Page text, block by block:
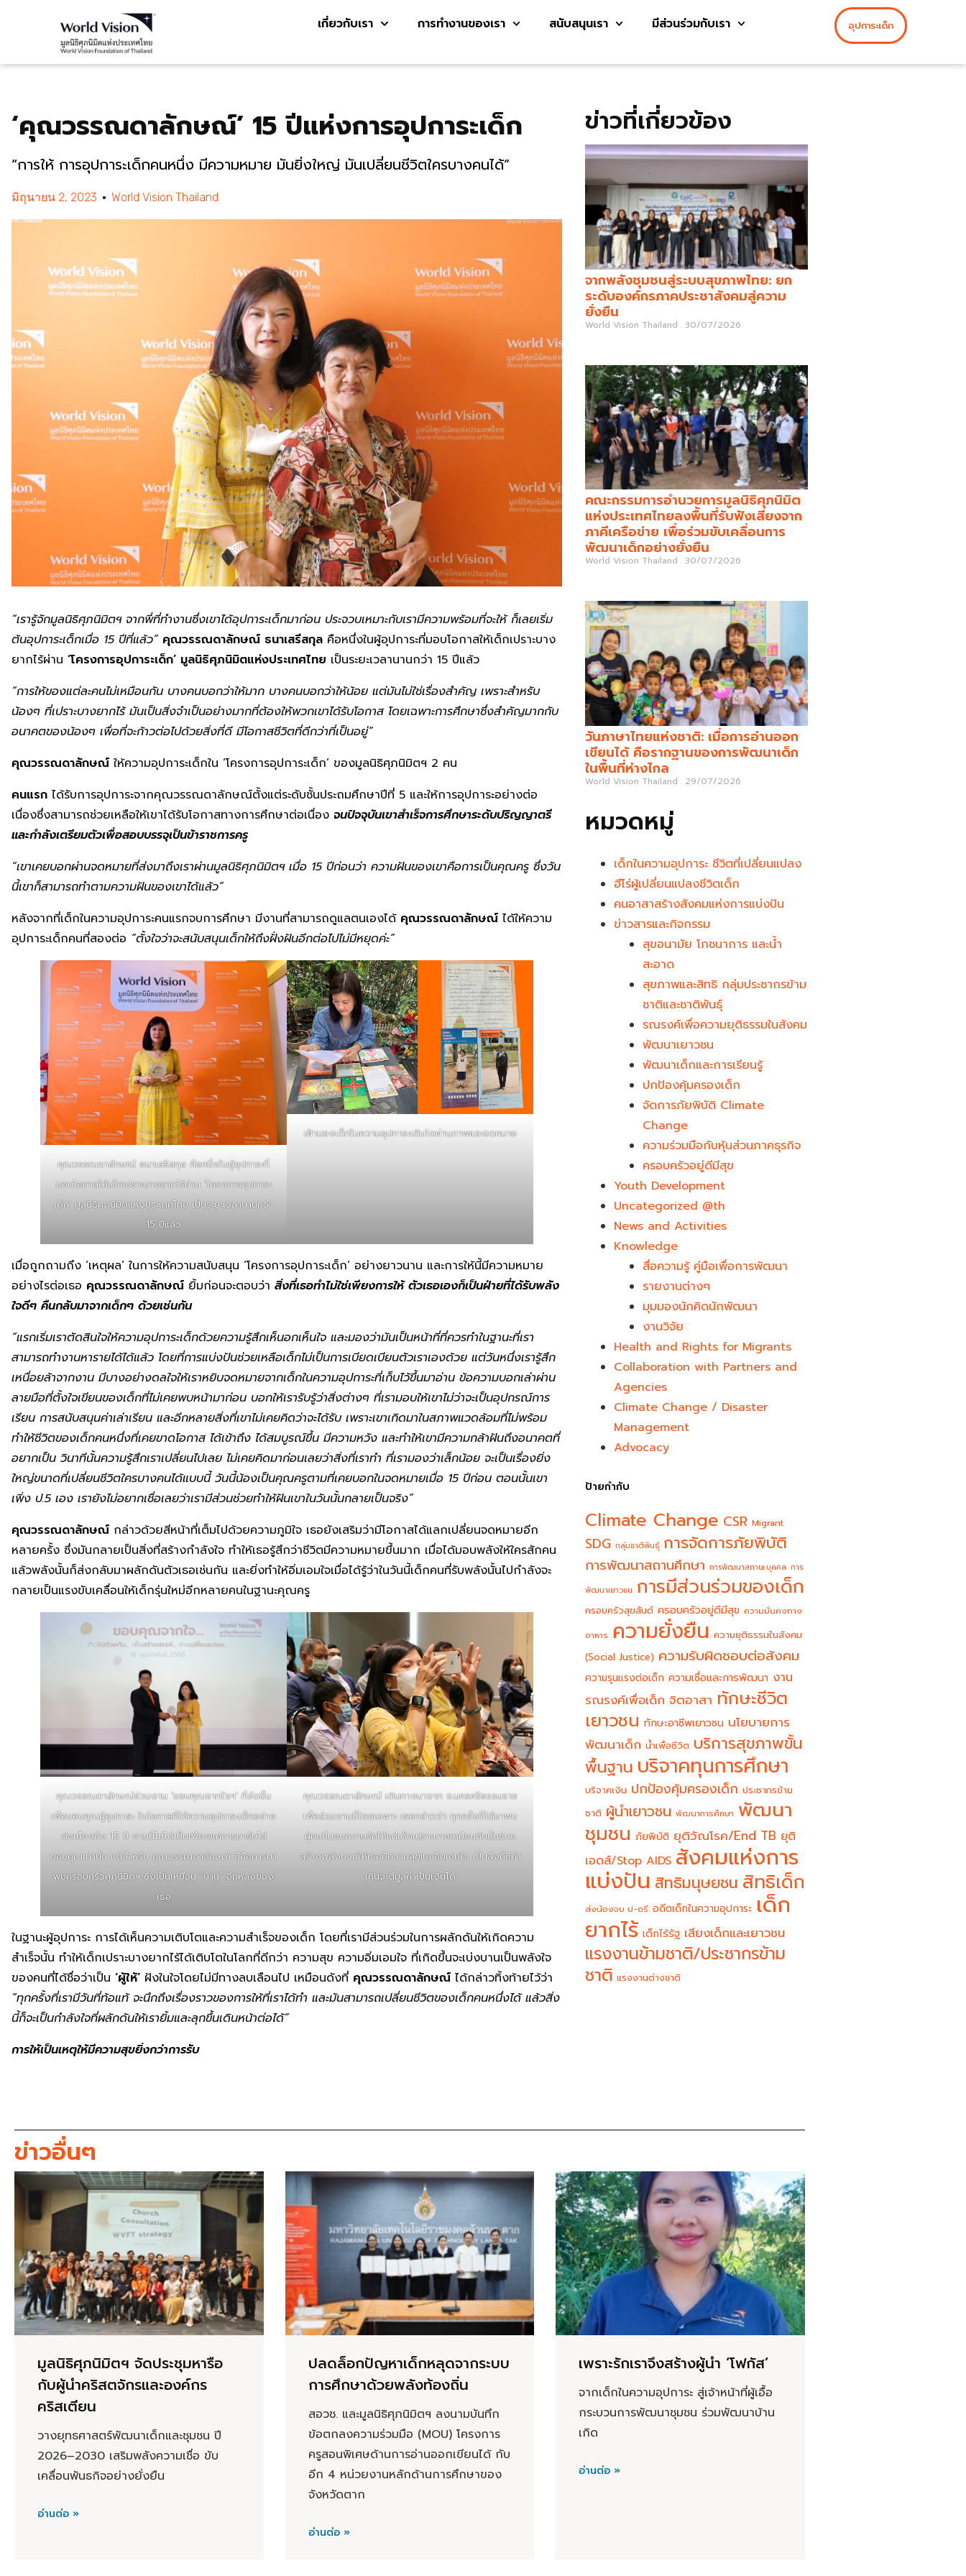
เกี่ยวกับเรา การทำงานของเรา สนับสนุนเรา มีส่วนร่วมกับเรา อุปการะเด็ก
‘คุณวรรณดาลักษณ์’ 15 ปีแห่งการอุปการะเด็ก
“การให้ การอุปการะเด็กคนหนึ่ง มีความหมาย มันยิ่งใหญ่ มันเปลี่ยนชีวิตใครบางคนได้”
มิถุนายน 2, 2023 World Vision Thailand
“เรารู้จักมูลนิธิศุภนิมิตฯ จากพี่ที่ทำงานซึ่งเขาได้อุปการะเด็กมาก่อน ประจวบเหมาะกับเรามีความพร้อมที่จะให้ ก็เลยเริ่ม
ต้นอุปการะเด็กเมื่อ 15 ปีที่แล้ว” คุณวรรณดาลักษณ์ ธนาเสรีสกุล คือหนึ่งในผู้อุปการะที่มอบโอกาสให้เด็กเปราะบาง
ยากไร้ผ่าน ‘โครงการอุปการะเด็ก’ มูลนิธิศุภนิมิตแห่งประเทศไทย เป็นระยะเวลานานกว่า 15 ปีแล้ว
“การให้ของแต่ละคนไม่เหมือนกัน บางคนบอกว่าให้มาก บางคนบอกว่าให้น้อย แต่มันไม่ใช่เรื่องสำคัญ เพราะสำหรับ
น้องๆ ที่เปราะบางยากไร้ มันเป็นสิ่งจำเป็นอย่างมากที่ต้องให้พวกเขาได้รับโอกาส โดยเฉพาะการศึกษาซึ่งสำคัญมากกับ
อนาคตของน้องๆ เพื่อที่จะก้าวต่อไปด้วยสิ่งที่ดี มีโอกาสชีวิตที่ดีกว่าที่เป็นอยู่”
คุณวรรณดาลักษณ์ ให้ความอุปการะเด็กใน ‘โครงการอุปการะเด็ก’ ของมูลนิธิศุภนิมิตฯ 2 คน
คนแรก ได้รับการอุปการะจากคุณวรรณดาลักษณ์ตั้งแต่ระดับชั้นประถมศึกษาปีที่ 5 และให้การอุปการะอย่างต่อ
เนื่องซึ่งสามารถช่วยเหลือให้เขาได้รับโอกาสทางการศึกษาต่อเนื่อง จนปัจจุบันเขาสำเร็จการศึกษาระดับปริญญาตรี
และกำลังเตรียมตัวเพื่อสอบบรรจุเป็นข้าราชการครู
“เขาเคยบอกผ่านจดหมายที่ส่งมาถึงเราผ่านมูลนิธิศุภนิมิตฯ เมื่อ 15 ปีก่อนว่า ความฝันของเขาคือการเป็นคุณครู ซึ่งวัน
นี้เขาก็สามารถทำตามความฝันของเขาได้แล้ว”
หลังจากที่เด็กในความอุปการะคนแรกจบการศึกษา มีงานที่สามารถดูแลตนเองได้ คุณวรรณดาลักษณ์ ได้ให้ความ
อุปการะเด็กคนที่สองต่อ “ตั้งใจว่าจะสนับสนุนเด็กให้ถึงฝั่งฝันอีกต่อไปไม่มีหยุดค่ะ”
คุณวรรณดาลักษณ์ ธนาเสรีสกุล คือหนึ่งในผู้อุปการะที่
มอบโอกาสให้เด็กเปราะบางยากไร้ผ่าน ‘โครงการอุปการะ
เด็ก’ มูลนิธิศุภนิมิตแห่งประเทศไทย เป็นระยะเวลานานกว่า
15 ปีแล้ว
เฝ้ามองเด็กในความอุปการะเติบโตผ่านภาพและจดหมาย
เมื่อถูกถามถึง ‘เหตุผล’ ในการให้ความสนับสนุน ‘โครงการอุปการะเด็ก’ อย่างยาวนาน และการให้นี้มีความหมาย
อย่างไรต่อเธอ คุณวรรณดาลักษณ์ ยิ้มก่อนจะตอบว่า สิ่งที่เธอทำไม่ใช่เพียงการให้ ตัวเธอเองก็เป็นฝ่ายที่ได้รับพลัง
ใจดีๆ คืนกลับมาจากเด็กๆ ด้วยเช่นกัน
“แรกเริ่มเราตัดสินใจให้ความอุปการะเด็กด้วยความรู้สึกเห็นอกเห็นใจ และมองว่ามันเป็นหน้าที่ที่ควรทำในฐานะที่เรา
สามารถทำงานหารายได้ได้แล้ว โดยที่การแบ่งปันช่วยเหลือเด็กไม่เป็นการเบียดเบียนตัวเราเองด้วย แต่วันหนึ่งเรารู้สึก
เหนื่อยล้าจากงาน มีบางอย่างดลใจให้เราหยิบจดหมายจากเด็กในความอุปการะที่เก็บไว้ขึ้นมาอ่าน ข้อความบอกเล่าผ่าน
ลายมือที่ตั้งใจเขียนของเด็กที่ไม่เคยพบหน้ามาก่อน บอกให้เรารับรู้ว่าสิ่งต่างๆ ที่เรามอบให้เขาไม่ว่าจะเป็นอุปกรณ์การ
เรียน การสนับสนุนค่าเล่าเรียน และอีกหลายสิ่งที่เขาไม่เคยคิดว่าจะได้รับ เพราะเขาเกิดมาในสภาพแวดล้อมที่ไม่พร้อม
ทำให้ชีวิตของเด็กคนหนึ่งที่เคยขาดโอกาส ได้เข้าถึง ได้สมบูรณ์ขึ้น มีความหวัง และทำให้เขามีความกล้าฝันถึงอนาคตที่
อยากเป็น วินาทีนั้นความรู้สึกเราเปลี่ยนไปเลย ไม่เคยคิดมาก่อนเลยว่าสิ่งที่เราทำ ที่เรามองว่าเล็กน้อย จะเป็นเรื่องยิ่ง
ใหญ่ขนาดที่เปลี่ยนชีวิตใครบางคนได้แบบนี้ วันนี้น้องเป็นคุณครูตามที่เคยบอกในจดหมายเมื่อ 15 ปีก่อน ตอนนั้นเขา
เพิ่ง ป.5 เอง เรายังไม่อยากเชื่อเลยว่าเรามีส่วนช่วยทำให้ฝันเขาในวันนั้นกลายเป็นจริง”
คุณวรรณดาลักษณ์ กล่าวด้วยสีหน้าที่เต็มไปด้วยความภูมิใจ เธอยังเสริมว่ามีโอกาสได้แลกเปลี่ยนจดหมายอีก
หลายครั้ง ซึ่งมันกลายเป็นสิ่งที่สร้างกำลังใจ ทำให้เธอรู้สึกว่าชีวิตมีความหมายขึ้นมาก เมื่อได้มอบพลังให้ใครสักคน
แล้วพลังนั้นก็ส่งกลับมาผลักดันตัวเธอเช่นกัน และยิ่งทำให้อิ่มเอมใจเมื่อได้รู้ว่าในวันนี้เด็กคนที่รับพลังนั้นไปกำลังจะ
กลายเป็นแรงขับเคลื่อนให้เด็กรุ่นใหม่อีกหลายคนในฐานะคุณครู
คุณวรรณดาลักษณ์ร่วมงาน ‘ขอบคุณจากใจฯ’ ที่จัดขึ้น
เพื่อขอบคุณผู้อุปการะ ในโอกาสที่ให้ความอุปการะเด็กอย่าง
ต่อเนื่องถึง 15 ปี งานนี้ไม่ได้เป็นเพียงแค่การมารับโล่
ขอบคุณเท่านั้น แต่สำหรับ คุณวรรณดาลักษณ์ นี่คือการมา
พบครอบครัวศุภนิมิตฯ ซึ่งเป็นเหมือน “บ้าน” อีกหลังของ
เธอ
คุณวรรณดาลักษณ์ เดินทางมาจาก จ.นครศรีธรรมราช
เพื่อร่วมงานนี้โดยเฉพาะ เธอกล่าวว่า ทุกครั้งที่ได้มาพบ
ผู้คนที่มอบความรักให้แก่เด็กเปราะบางเหมือนกันนั้นช่วย
สร้างพลังบวกให้เธอมีความสุขและอิ่มเอมใจ เป็นสิ่งที่มีค่า
เกินจะตีมูลค่าเป็นเงินได้
ในฐานะผู้อุปการะ การได้เห็นความเติบโตและความสำเร็จของเด็ก โดยที่เรามีส่วนร่วมในการผลักดันให้เกิดความ
สำเร็จนั้น ทำให้เด็กเปราะบางยากไร้ได้เติบโตในโลกที่ดีกว่า ความสุข ความอิ่มเอมใจ ที่เกิดขึ้นจะเบ่งบานเป็นพลังใจ
ของคนที่ได้ชื่อว่าเป็น ‘ผู้ให้’ ฝังในใจโดยไม่มีทางลบเลือนไป เหมือนดังที่ คุณวรรณดาลักษณ์ ได้กล่าวทิ้งท้ายไว้ว่า
“ทุกครั้งที่เรามีวันที่ท้อแท้ จะนึกถึงเรื่องราวของการให้ที่เราได้ทำ และมันสามารถเปลี่ยนชีวิตของเด็กคนหนึ่งได้ แล้วสิ่ง
นี้ก็จะเป็นกำลังใจที่ผลักดันให้เรายิ้มและลุกขึ้นเดินหน้าต่อได้”
การให้เป็นเหตุให้มีความสุขยิ่งกว่าการรับ
ข่าวที่เกี่ยวข้อง
จากพลังชุมชนสู่ระบบสุขภาพไทย: ยก
ระดับองค์กรภาคประชาสังคมสู่ความ
ยั่งยืน
World Vision Thailand 30/07/2026
คณะกรรมการอำนวยการมูลนิธิศุภนิมิต
แห่งประเทศไทยลงพื้นที่รับฟังเสียงจาก
ภาคีเครือข่าย เพื่อร่วมขับเคลื่อนการ
พัฒนาเด็กอย่างยั่งยืน
World Vision Thailand 30/07/2026
วันภาษาไทยแห่งชาติ: เมื่อการอ่านออก
เขียนได้ คือรากฐานของการพัฒนาเด็ก
ในพื้นที่ห่างไกล
World Vision Thailand 29/07/2026
หมวดหมู่
เด็กในความอุปการะ ชีวิตที่เปลี่ยนแปลง
ฮีโร่ผู้เปลี่ยนแปลงชีวิตเด็ก
คนอาสาสร้างสังคมแห่งการแบ่งปัน
ข่าวสารและกิจกรรม
สุขอนามัย โภชนาการ และน้ำ
สะอาด
สุขภาพและสิทธิ กลุ่มประชากรข้าม
ชาติและชาติพันธุ์
รณรงค์เพื่อความยุติธรรมในสังคม
พัฒนาเยาวชน
พัฒนาเด็กและการเรียนรู้
ปกป้องคุ้มครองเด็ก
จัดการภัยพิบัติ Climate
Change
ความร่วมมือกับหุ้นส่วนภาคธุรกิจ
ครอบครัวอยู่ดีมีสุข
Youth Development​
Uncategorized @th
News and Activities
Knowledge
สื่อความรู้ คู่มือเพื่อการพัฒนา
รายงานต่างๆ
มุมมองนักคิดนักพัฒนา
งานวิจัย
Health and Rights for Migrants
Collaboration with Partners and
Agencies
Climate Change / Disaster
Management
Advocacy
ป้ายกำกับ
Climate Change CSR Migrant
SDG กลุ่มชาติพันธุ์ การจัดการภัยพิบัติ
การพัฒนาสถานศึกษา การพัฒนาสถานะบุคคล การ
พัฒนาเยาวชน การมีส่วนร่วมของเด็ก
ครอบครัวสุขสันต์ ครอบครัวอยู่ดีมีสุข ความมั่นคงทาง
อาหาร ความยั่งยืน ความยุติธรรมในสังคม
(Social Justice) ความรับผิดชอบต่อสังคม
ความรุนแรงต่อเด็ก ความเชื่อและการพัฒนา งาน
รณรงค์เพื่อเด็ก จิตอาสา ทักษะชีวิต
เยาวชน ทักษะอาชีพเยาวชน นโยบายการ
พัฒนาเด็ก น้ำเพื่อชีวิต บริการสุขภาพขั้น
พื้นฐาน บริจาคทุนการศึกษา
บริจาคเงิน ปกป้องคุ้มครองเด็ก ประชากรข้าม
ชาติ ผู้นำเยาวชน พัฒนาการศึกษา พัฒนา
ชุมชน ภัยพิบัติ ยุติวัณโรค/End TB ยุติ
เอดส์/Stop AIDS สังคมแห่งการ
แบ่งปัน สิทธิมนุษยชน สิทธิเด็ก
ส่งน้องจบ ป-ตรี อดีตเด็กในความอุปการะ เด็ก
ยากไร้ เด็กไร้รัฐ เสียงเด็กและเยาวชน
แรงงานข้ามชาติ/ประชากรข้าม
ชาติ แรงงานต่างชาติ
ข่าวอื่นๆ
มูลนิธิศุภนิมิตฯ จัดประชุมหารือ
กับผู้นำคริสตจักรและองค์กร
คริสเตียน
วางยุทธศาสตร์พัฒนาเด็กและชุมชน ปี
2026–2030 เสริมพลังความเชื่อ ขับ
เคลื่อนพันธกิจอย่างยั่งยืน
อ่านต่อ »
ปลดล็อกปัญหาเด็กหลุดจากระบบ
การศึกษาด้วยพลังท้องถิ่น
สอวช. และมูลนิธิศุภนิมิตฯ ลงนามบันทึก
ข้อตกลงความร่วมมือ (MOU) โครงการ
ครูสอนพิเศษด้านการอ่านออกเขียนได้ กับ
อีก 4 หน่วยงานหลักด้านการศึกษาของ
จังหวัดตาก
อ่านต่อ »
เพราะรักเราจึงสร้างผู้นำ ‘โฟกัส’
จากเด็กในความอุปการะ สู่เจ้าหน้าที่ผู้เอื้อ
กระบวนการพัฒนาชุมชน ร่วมพัฒนาบ้าน
เกิด
อ่านต่อ »